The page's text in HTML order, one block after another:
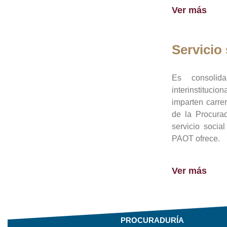
Ver más
Servicio
Es
imparten
de la
servicio
PAOT ofrece.
Ver más
PROCURADURÍA